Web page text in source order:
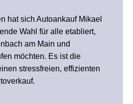
hat sich Autoankauf Mikael
Wahl für alle etabliert,
am Main und
möchten. Es ist die
stressfreien, effizienten